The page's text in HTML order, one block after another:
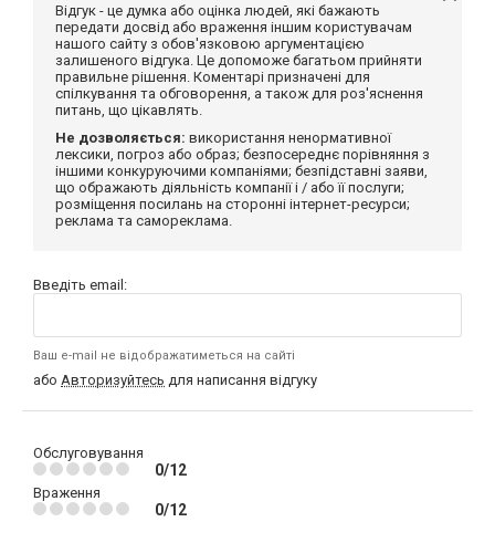
Відгук - це думка або оцінка людей, які бажають
передати досвід або враження іншим користувачам
нашого сайту з обов'язковою аргументацією
залишеного відгука. Це допоможе багатьом прийняти
правильне рішення. Коментарі призначені для
спілкування та обговорення, а також для роз'яснення
питань, що цікавлять.
Не дозволяється: використання ненормативної
лексики, погроз або образ; безпосереднє порівняння з
іншими конкуруючими компаніями; безпідставні заяви,
що ображають діяльність компанії і / або її послуги;
розміщення посилань на сторонні інтернет-ресурси;
реклама та самореклама.
Введіть email:
Ваш e-mail не відображатиметься на сайті
або Авторизуйтесь для написання відгуку
Обслуговування
0/12
Враження
0/12